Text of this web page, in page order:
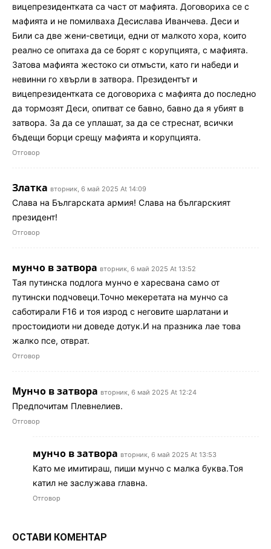
вицепрезидентката са част от мафията. Договориха се с
мафията и не помилваха Десислава Иванчева. Деси и
Били са две жени-светици, едни от малкото хора, които
реално се опитаха да се борят с корупцията, с мафията.
Затова мафията жестоко си отмъсти, като ги набеди и
невинни го хвърли в затвора. Президентът и
вицепрезидентката се договориха с мафията до последно
да тормозят Деси, опитват се бавно, бавно да я убият в
затвора. За да се уплашат, за да се стреснат, всички
бъдещи борци срещу мафията и корупцията.
Отговор
Златка вторник, 6 май 2025 At 14:09
Слава на Българската армия! Слава на българският
президент!
Отговор
мунчо в затвора вторник, 6 май 2025 At 13:52
Тая путинска подлога мунчо е харесвана само от
путински подчовеци.Точно мекеретата на мунчо са
саботирали F16 и тоя изрод с неговите шарлатани и
простоидиоти ни доведе дотук.И на празника лае това
жалко псе, отврат.
Отговор
Мунчо в затвора вторник, 6 май 2025 At 12:24
Предпочитам Плевнелиев.
Отговор
мунчо в затвора вторник, 6 май 2025 At 13:53
Като ме имитираш, пиши мунчо с малка буква.Тоя
катил не заслужава главна.
Отговор
ОСТАВИ КОМЕНТАР